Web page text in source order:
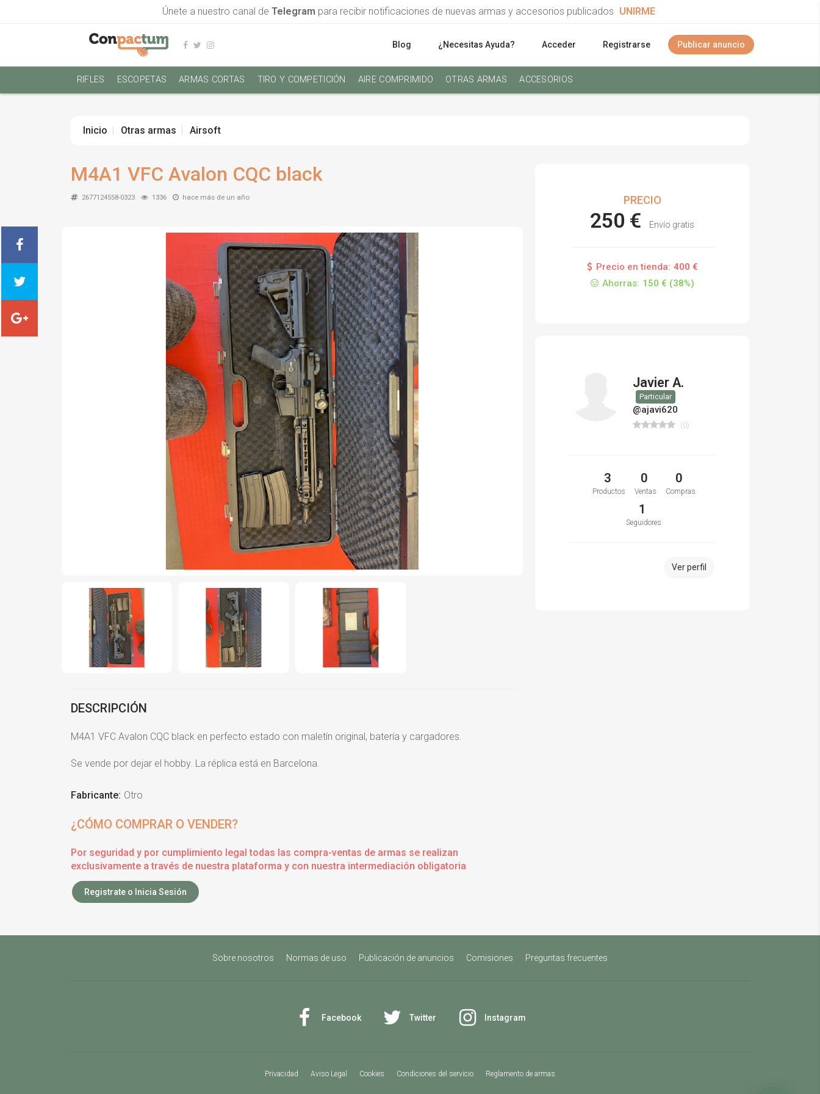
Únete a nuestro canal de Telegram para recibir notificaciones de nuevas armas y accesorios publicados UNIRME
Blog ¿Necesitas Ayuda? Acceder Registrarse Publicar anuncio
RIFLES ESCOPETAS ARMAS CORTAS TIRO Y COMPETICIÓN AIRE COMPRIMIDO OTRAS ARMAS ACCESORIOS
Inicio Otras armas Airsoft
M4A1 VFC Avalon CQC black
2677124558-0323 1336 hace más de un año
DESCRIPCIÓN
M4A1 VFC Avalon CQC black en perfecto estado con maletín original, batería y cargadores.
Se vende por dejar el hobby. La réplica está en Barcelona.
Fabricante: Otro
¿CÓMO COMPRAR O VENDER?
Por seguridad y por cumplimiento legal todas las compra-ventas de armas se realizan
exclusivamente a través de nuestra plataforma y con nuestra intermediación obligatoria
Registrate o Inicia Sesión
PRECIO
250 € Envío gratis
Precio en tienda: 400 €
Ahorras: 150 € (38%)
Javier A.
Particular
@ajavi620
(0)
3
Productos
0
Ventas
0
Compras
1
Seguidores
Ver perfil
Sobre nosotros Normas de uso Publicación de anuncios Comisiones Preguntas frecuentes
Facebook Twitter Instagram
Privacidad Aviso Legal Cookies Condiciones del servicio Reglamento de armas